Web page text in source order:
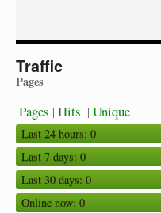
Traffic
Pages
Pages | Hits | Unique
Last 24 hours: 0
Last 7 days: 0
Last 30 days: 0
Online now: 0